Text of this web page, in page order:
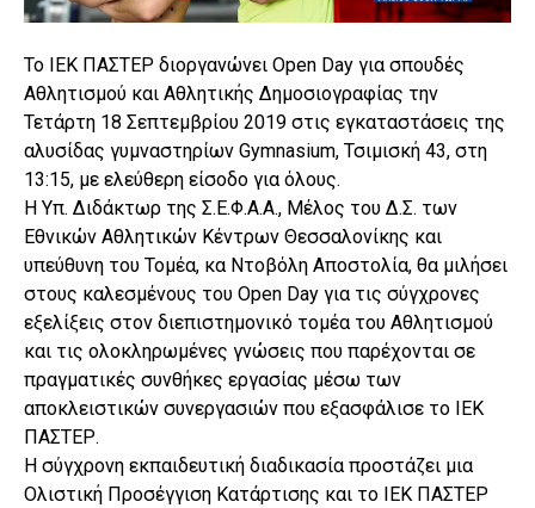
Το ΙΕΚ ΠΑΣΤΕΡ διοργανώνει Open Day για σπουδές
Αθλητισμού και Αθλητικής Δημοσιογραφίας την
Τετάρτη 18 Σεπτεμβρίου 2019 στις εγκαταστάσεις της
αλυσίδας γυμναστηρίων Gymnasium, Τσιμισκή 43, στη
13:15, με ελεύθερη είσοδο για όλους.
Η Υπ. Διδάκτωρ της Σ.Ε.Φ.Α.Α., Μέλος του Δ.Σ. των
Εθνικών Αθλητικών Κέντρων Θεσσαλονίκης και
υπεύθυνη του Τομέα, κα Ντοβόλη Αποστολία, θα μιλήσει
στους καλεσμένους του Open Day για τις σύγχρονες
εξελίξεις στον διεπιστημονικό τομέα του Αθλητισμού
και τις ολοκληρωμένες γνώσεις που παρέχονται σε
πραγματικές συνθήκες εργασίας μέσω των
αποκλειστικών συνεργασιών που εξασφάλισε το ΙΕΚ
ΠΑΣΤΕΡ.
Η σύγχρονη εκπαιδευτική διαδικασία προστάζει μια
Ολιστική Προσέγγιση Κατάρτισης και το ΙΕΚ ΠΑΣΤΕΡ